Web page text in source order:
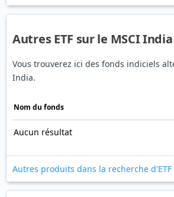
Autres ETF sur le MSCI
Vous trouverez ici des fonds indiciels
India.
Nom du fonds
Aucun résultat
Autres produits dans la recherche d'ETF